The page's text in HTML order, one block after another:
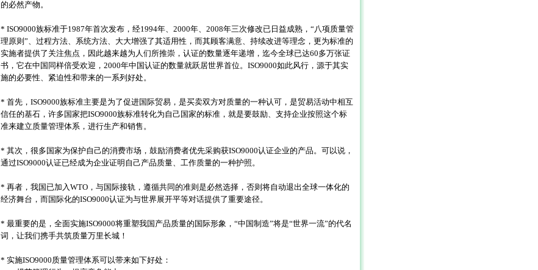
的必然产物。
* ISO9000族标准于1987年首次发布，经1994年、2000年、2008年三次修改已日益成熟，“八项质量管
理原则”、过程方法、系统方法、大大增强了其适用性，而其顾客满意、持续改进等理念，更为标准的
实施者提供了关注焦点，因此越来越为人们所推崇，认证的数量逐年递增，迄今全球已达60多万张证
书，它在中国同样倍受欢迎，2000年中国认证的数量就跃居世界首位。ISO9000如此风行，源于其实
施的必要性、紧迫性和带来的一系列好处。
* 首先，ISO9000族标准主要是为了促进国际贸易，是买卖双方对质量的一种认可，是贸易活动中相互
信任的基石，许多国家把ISO9000族标准转化为自己国家的标准，就是要鼓励、支持企业按照这个标
准来建立质量管理体系，进行生产和销售。
* 其次，很多国家为保护自己的消费市场，鼓励消费者优先采购获ISO9000认证企业的产品。可以说，
通过ISO9000认证已经成为企业证明自己产品质量、工作质量的一种护照。
* 再者，我国已加入WTO，与国际接轨，遵循共同的准则是必然选择，否则将自动退出全球一体化的
经济舞台，而国际化的ISO9000认证为与世界展开平等对话提供了重要途径。
* 最重要的是，全面实施ISO9000将重塑我国产品质量的国际形象，“中国制造”将是“世界一流”的代名
词，让我们携手共筑质量万里长城！
* 实施ISO9000质量管理体系可以带来如下好处：